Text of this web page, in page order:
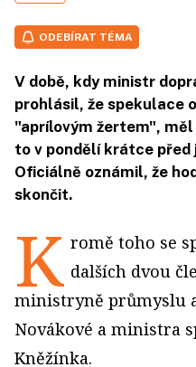
ODEBÍRAT TÉMA
V době, kdy ministr
prohlásil, že spekulace
"aprílovým žertem", měl
to v pondělí krátce před
Oficiálně oznámil, že
skončit.
K romě toho se
dalších dvou
ministryně průmyslu
Novákové a ministra
Kněžínka.